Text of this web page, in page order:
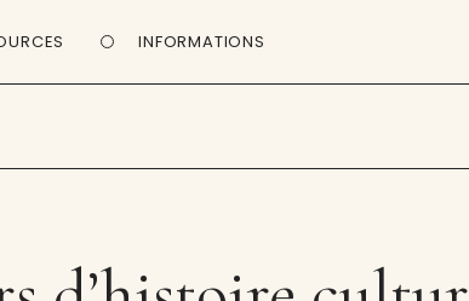
INFORMATIONS